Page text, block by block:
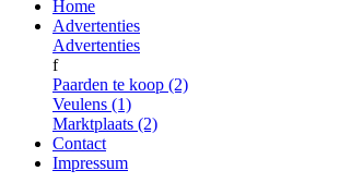
Home
Advertenties
Advertenties
f
Paarden te koop (2)
Veulens (1)
Marktplaats (2)
Contact
Impressum